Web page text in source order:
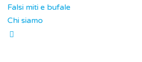
Falsi miti e bufale
Chi siamo